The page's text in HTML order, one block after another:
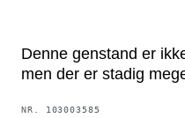
Denne genstand er
men der er stadig
NR. 103003585